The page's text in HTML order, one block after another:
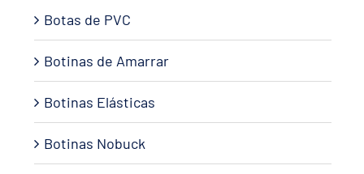
Botas de PVC
Botinas de Amarrar
Botinas Elásticas
Botinas Nobuck